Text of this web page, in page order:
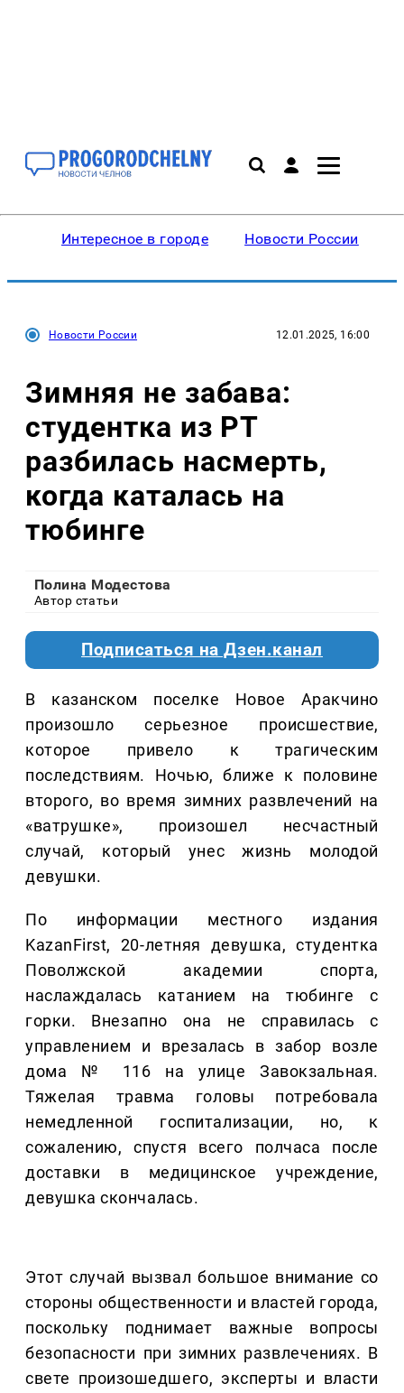
Интересное в городе Новости России
Новости России 12.01.2025, 16:00
Зимняя не забава:
студентка из РТ
разбилась насмерть,
когда каталась на
тюбинге
Полина Модестова
Автор статьи
Подписаться на Дзен.канал
В казанском поселке Новое Аракчино
произошло серьезное происшествие,
которое привело к трагическим
последствиям. Ночью, ближе к половине
второго, во время зимних развлечений на
«ватрушке», произошел несчастный
случай, который унес жизнь молодой
девушки.
По информации местного издания
KazanFirst, 20-летняя девушка, студентка
Поволжской академии спорта,
наслаждалась катанием на тюбинге с
горки. Внезапно она не справилась с
управлением и врезалась в забор возле
дома № 116 на улице Завокзальная.
Тяжелая травма головы потребовала
немедленной госпитализации, но, к
сожалению, спустя всего полчаса после
доставки в медицинское учреждение,
девушка скончалась.
Этот случай вызвал большое внимание со
стороны общественности и властей города,
поскольку поднимает важные вопросы
безопасности при зимних развлечениях. В
свете произошедшего, эксперты и власти